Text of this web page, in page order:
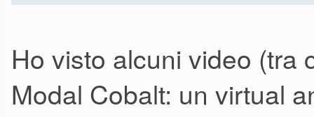
Ho visto alcuni video (tra
Modal Cobalt: un virtual